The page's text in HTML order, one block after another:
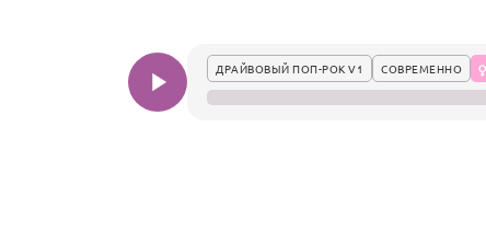
ДРАЙВОВЫЙ ПОП-РОК V1 СОВРЕМЕННО